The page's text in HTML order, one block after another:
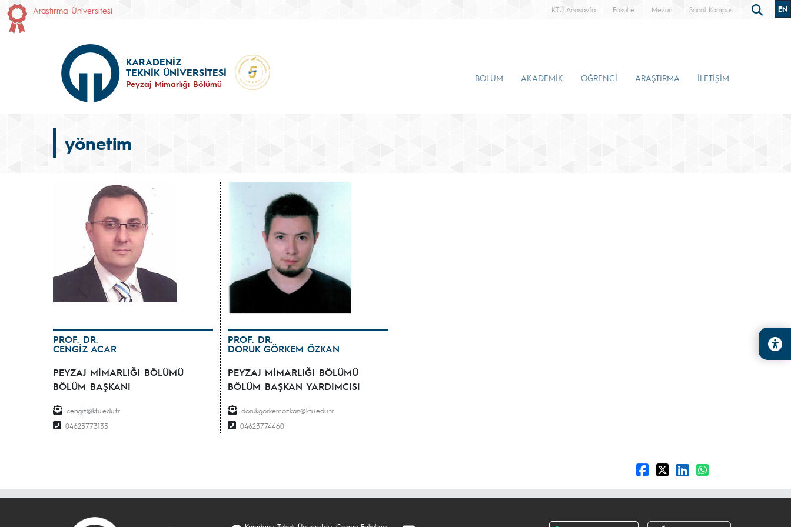
Araştırma Üniversitesi KTÜ Anasayfa Fakülte Mezun Sanal Kampüs EN
KARADENİZ
TEKNİK ÜNİVERSİTESİ
Peyzaj Mimarlığı Bölümü
BÖLÜM AKADEMİK ÖĞRENCİ ARAŞTIRMA İLETİŞİM
yönetim
PROF. DR.
CENGİZ ACAR
PEYZAJ MİMARLIĞI BÖLÜMÜ
BÖLÜM BAŞKANI
cengiz@ktu.edu.tr
04623773133
PROF. DR.
DORUK GÖRKEM ÖZKAN
PEYZAJ MİMARLIĞI BÖLÜMÜ
BÖLÜM BAŞKAN YARDIMCISI
dorukgorkemozkan@ktu.edu.tr
04623774460